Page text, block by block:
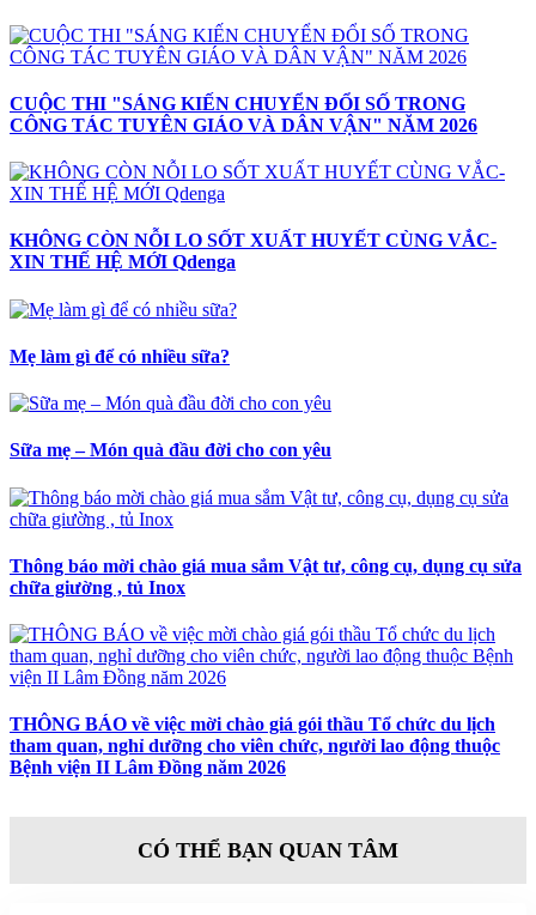
CUỘC THI "SÁNG KIẾN CHUYỂN ĐỔI SỐ TRONG
CÔNG TÁC TUYÊN GIÁO VÀ DÂN VẬN" NĂM 2026
KHÔNG CÒN NỖI LO SỐT XUẤT HUYẾT CÙNG VẮC-
XIN THẾ HỆ MỚI Qdenga
Mẹ làm gì để có nhiều sữa?
Sữa mẹ – Món quà đầu đời cho con yêu
Thông báo mời chào giá mua sắm Vật tư, công cụ, dụng cụ sửa
chữa giường , tủ Inox
THÔNG BÁO về việc mời chào giá gói thầu Tổ chức du lịch
tham quan, nghỉ dưỡng cho viên chức, người lao động thuộc
Bệnh viện II Lâm Đồng năm 2026
CÓ THỂ BẠN QUAN TÂM